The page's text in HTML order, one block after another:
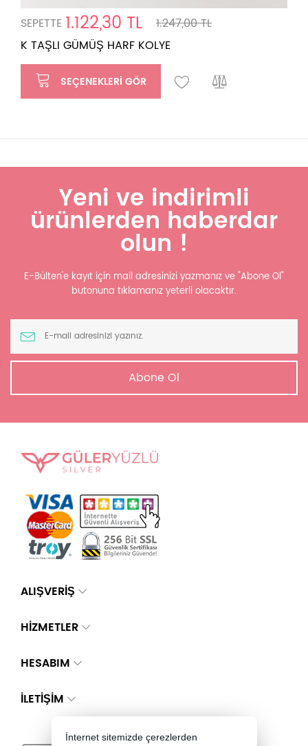
SEPETTE 1.122,30 TL
1.247,00 TL
K TAŞLI GÜMÜŞ HARF KOLYE
SEÇENEKLERI GÖR
Yeni ve indirimli
ürünlerden haberdar
olun !
E-Bülten'e kayıt için mail adresinizi yazmanız ve "Abone Ol"
butonuna tıklamanız yeterli olacaktır.
Abone Ol
ALIŞVERİŞ
HİZMETLER
HESABIM
İLETIŞIM
İnternet sitemizde çerezlerden